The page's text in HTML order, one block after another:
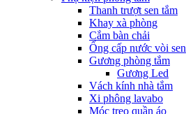
Thanh trượt sen tắm
Khay xà phòng
Cắm bàn chải
Ống cấp nước vòi sen
Gương phòng tắm
Gương Led
Vách kính nhà tắm
Xi phông lavabo
Móc treo quần áo